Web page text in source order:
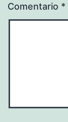
Comentario *